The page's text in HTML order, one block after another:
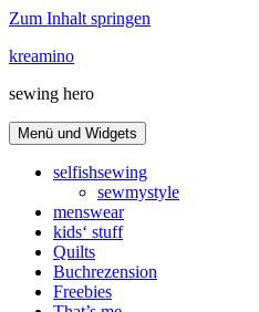
Zum Inhalt springen
kreamino
sewing hero
Menü und Widgets
selfishsewing
sewmystyle
menswear
kids‘ stuff
Quilts
Buchrezension
Freebies